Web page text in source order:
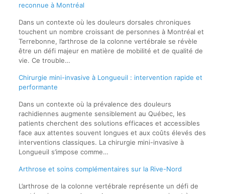
reconnue à Montréal
Dans un contexte où les douleurs dorsales chroniques
touchent un nombre croissant de personnes à Montréal et
Terrebonne, l’arthrose de la colonne vertébrale se révèle
être un défi majeur en matière de mobilité et de qualité de
vie. Ce trouble…
Chirurgie mini-invasive à Longueuil : intervention rapide et
performante
Dans un contexte où la prévalence des douleurs
rachidiennes augmente sensiblement au Québec, les
patients cherchent des solutions efficaces et accessibles
face aux attentes souvent longues et aux coûts élevés des
interventions classiques. La chirurgie mini-invasive à
Longueuil s’impose comme…
Arthrose et soins complémentaires sur la Rive-Nord
L’arthrose de la colonne vertébrale représente un défi de